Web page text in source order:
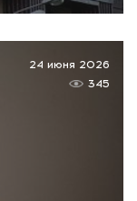
24 июня 2026
345